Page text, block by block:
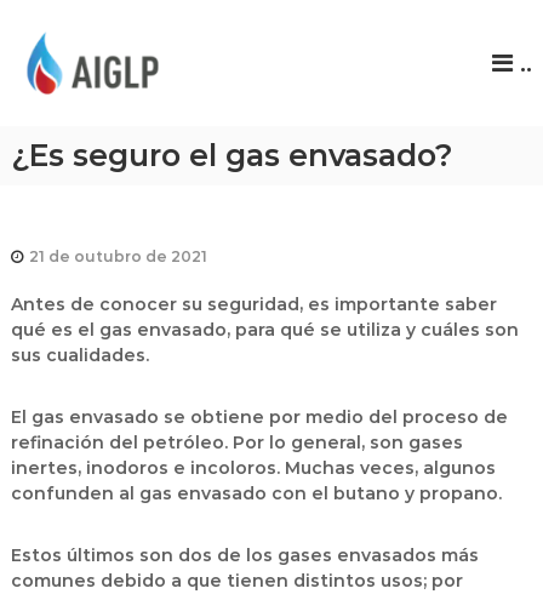
P
..
¿Es seguro el gas envasado?
21 de outubro de 2021
Antes de conocer su seguridad, es importante saber
qué es el gas envasado, para qué se utiliza y cuáles son
sus cualidades.
El gas envasado se obtiene por medio del proceso de
refinación del petróleo. Por lo general, son gases
inertes, inodoros e incoloros. Muchas veces, algunos
confunden al gas envasado con el butano y propano.
Estos últimos son dos de los gases envasados más
comunes debido a que tienen distintos usos; por